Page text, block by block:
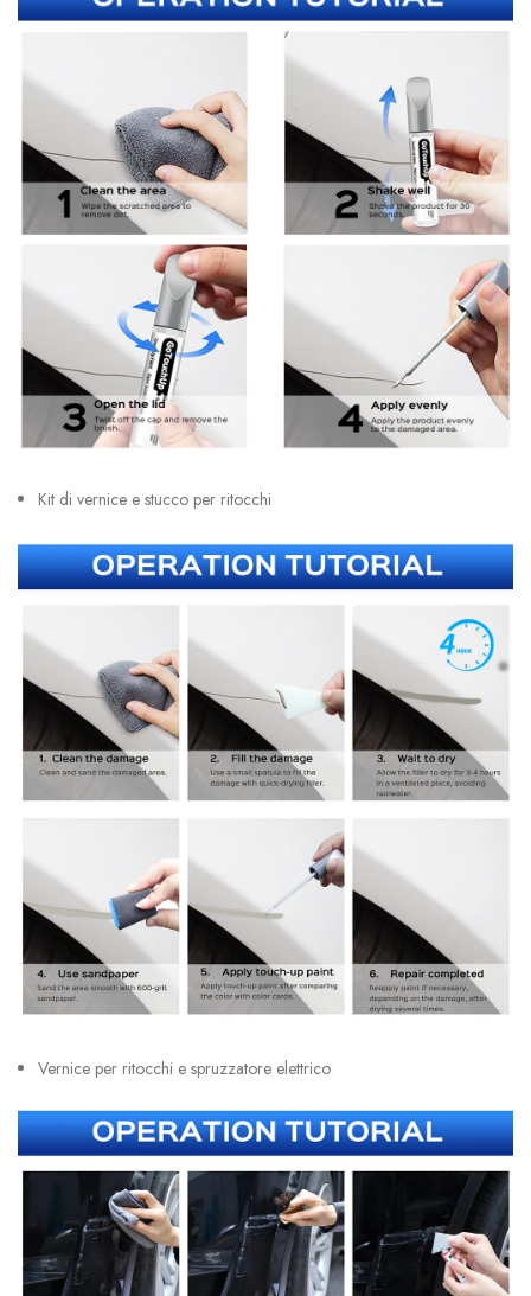
Kit di vernice e stucco per ritocchi
Vernice per ritocchi e spruzzatore elettrico